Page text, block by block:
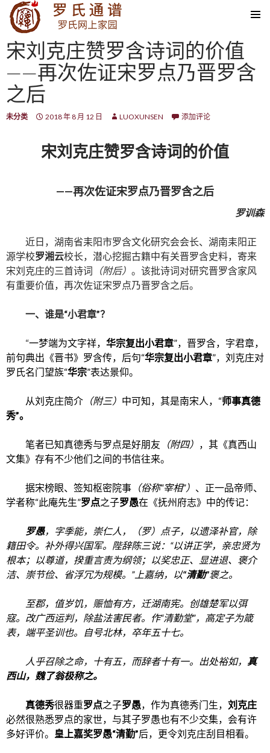
SKIP TO CONTENT
宋刘克庄赞罗含诗词的价值
——再次佐证宋罗点乃晋罗含
之后
未分类 2018 年 8 月 12 日 LUOXUNSEN 添加评论
宋刘克庄赞罗含诗词的价值
——再次佐证宋罗点乃晋罗含之后
罗训森
近日，湖南省耒阳市罗含文化研究会会长、湖南耒阳正
源学校罗湘云校长，潜心挖掘古籍中有关晋罗含史料，寄来
宋刘克庄的三首诗词 （附后） 。该批诗词对研究晋罗含家风
有重要价值，再次佐证宋罗点乃晋罗含之后。
一、谁是“小君章”？
“一梦端为文字祥， 华宗复出小君章”，晋罗含，字君章，
前句典出《晋书》罗含传，后句“华宗复出小君章”，刘克庄对
罗氏名门望族“华宗”表达景仰。
从刘克庄简介 （附三） 中可知，其是南宋人，“师事真德
秀”。
笔者已知真德秀与罗点是好朋友 （附四） ，其《真西山
文集》存有不少他们之间的书信往来。
据宋榜眼、签知枢密院事 （俗称“宰相”） 、正一品帝师、
学者称“此庵先生”罗点之子罗愚在《抚州府志》中的传记：
罗愚，字季能，崇仁人，（罗）点子，以遗泽补官，除
籍田令。补外得兴国军。陛辞陈三说：“以讲正学，亲忠贤为
根本；以尊道，揆重言责为纲领；以奖忠正、显进退、褒介
洁、崇节俭、省浮冗为规模。”上嘉纳，以“清勤”褒之。
至郡，值岁饥，赈恤有方，迁湖南宪。创雄楚军以弭
寇。改广西运判，除盐法害民者。作“清勤堂”，高定子为箴
表，端平圣训也。自号北林，卒年五十七。
人乎召除之命，十有五，而辞者十有一。出处裕如， 真
西山，魏了翁极称之。
真德秀很器重罗点之子罗愚，作为真德秀门生， 刘克庄
必然很熟悉罗点的家世，与其子罗愚也有不少交集，会有许
多好评价。
皇上嘉奖罗愚“清勤”后，更令刘克庄刮目相看。